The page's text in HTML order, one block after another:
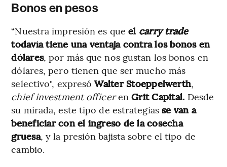
Bonos en pesos
“Nuestra impresión es que el carry trade
todavía tiene una ventaja contra los bonos en
dólares, por más que nos gustan los bonos en
dólares, pero tienen que ser mucho más
selectivo", expresóWalter Stoeppelwerth,
chief investment officerenGrit Capital. Desde
su mirada, este tipo de estrategias se van a
beneficiar con el ingreso de la cosecha
gruesa, y la presión bajista sobre el tipo de
cambio.